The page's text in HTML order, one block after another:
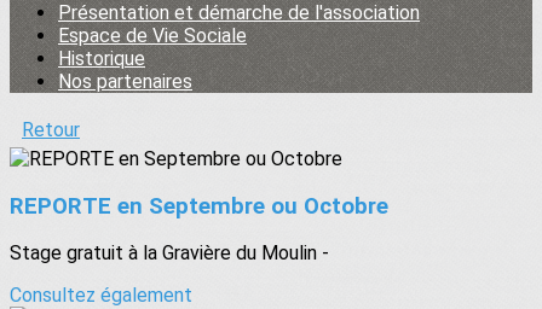
Présentation et démarche de l'association
Espace de Vie Sociale
Historique
Nos partenaires
Retour
REPORTE en Septembre ou Octobre
Stage gratuit à la Gravière du Moulin -
Consultez également